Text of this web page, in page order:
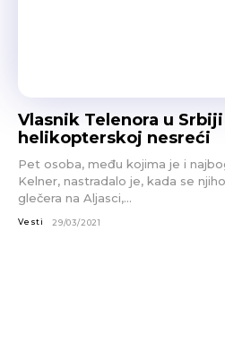
Vlasnik Telenora u
helikopterskoj nesreći
Pet osoba, među kojima je i
Kelner, nastradalo je, kada se
glečera na Aljasci,...
Vesti 29/03/2021